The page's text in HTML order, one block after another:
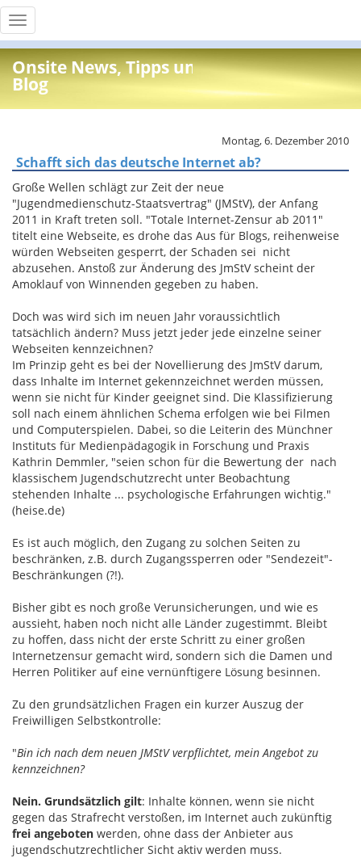
Toggle
navigation
Onsite News, Tipps und Info
Blog
Montag, 6. Dezember 2010
Schafft sich das deutsche Internet ab?
Große Wellen schlägt zur Zeit der neue
"Jugendmedienschutz-Staatsvertrag" (JMStV), der Anfang
2011 in Kraft treten soll. "Totale Internet-Zensur ab 2011"
titelt eine Webseite, es drohe das Aus für Blogs, reihenweise
würden Webseiten gesperrt, der Schaden sei nicht
abzusehen. Anstoß zur Änderung des JmStV scheint der
Amoklauf von Winnenden gegeben zu haben.
Doch was wird sich im neuen Jahr voraussichtlich
tatsächlich ändern? Muss jetzt jeder jede einzelne seiner
Webseiten kennzeichnen?
Im Prinzip geht es bei der Novellierung des JmStV darum,
dass Inhalte im Internet gekennzeichnet werden müssen,
wenn sie nicht für Kinder geeignet sind. Die Klassifizierung
soll nach einem ähnlichen Schema erfolgen wie bei Filmen
und Computerspielen. Dabei, so die Leiterin des Münchner
Instituts für Medienpädagogik in Forschung und Praxis
Kathrin Demmler, "seien schon für die Bewertung der nach
klassischem Jugendschutzrecht unter Beobachtung
stehenden Inhalte ... psychologische Erfahrungen wichtig."
(heise.de)
Es ist auch möglich, den Zugang zu solchen Seiten zu
beschränken, z.B. durch Zugangssperren oder "Sendezeit"-
Beschränkungen (?!).
Bisher gibt es noch große Verunsicherungen, und wie es
aussieht, haben noch nicht alle Länder zugestimmt. Bleibt
zu hoffen, dass nicht der erste Schritt zu einer großen
Internetzensur gemacht wird, sondern sich die Damen und
Herren Politiker auf eine vernünftigere Lösung besinnen.
Zu den grundsätzlichen Fragen ein kurzer Auszug der
Freiwilligen Selbstkontrolle:
"Bin ich nach dem neuen JMStV verpflichtet, mein Angebot zu
kennzeichnen?
Nein. Grundsätzlich gilt: Inhalte können, wenn sie nicht
gegen das Strafrecht verstoßen, im Internet auch zukünftig
frei angeboten werden, ohne dass der Anbieter aus
jugendschutzrechtlicher Sicht aktiv werden muss.